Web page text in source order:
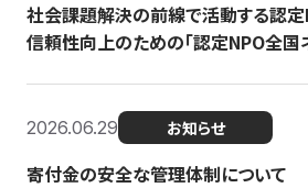
社会課題解決の前線で活動する認
信頼性向上のための「認定NPO全国
2026.06.29 お知らせ
寄付金の安全な管理体制について